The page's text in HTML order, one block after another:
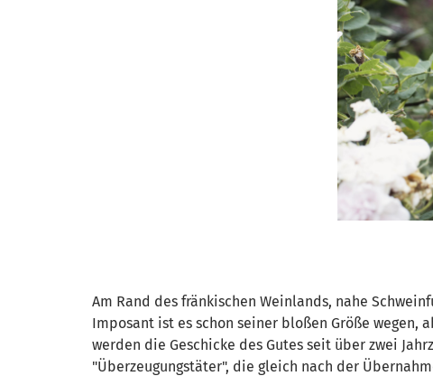
Am Rand des fränkischen Weinlands, nahe
Imposant ist es schon seiner bloßen Größe
werden die Geschicke des Gutes seit über zwei
"Überzeugungstäter", die gleich nach der